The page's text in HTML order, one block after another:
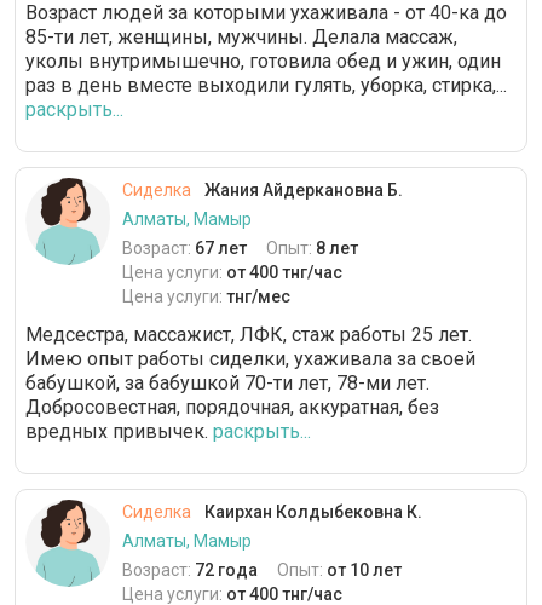
Возраст людей за которыми ухаживала - от 40-ка до
85-ти лет, женщины, мужчины. Делала массаж,
уколы внутримышечно, готовила обед и ужин, один
раз в день вместе выходили гулять, уборка, стирка,...
раскрыть...
Сиделка
Жания Айдеркановна Б.
Алматы, Мамыр
Возраст: 67 лет Опыт: 8 лет
Цена услуги: от 400 тнг/час
Цена услуги: тнг/мес
Медсестра, массажист, ЛФК, стаж работы 25 лет.
Имею опыт работы сиделки, ухаживала за своей
бабушкой, за бабушкой 70-ти лет, 78-ми лет.
Добросовестная, порядочная, аккуратная, без
вредных привычек. раскрыть...
Сиделка
Каирхан Колдыбековна К.
Алматы, Мамыр
Возраст: 72 года Опыт: от 10 лет
Цена услуги: от 400 тнг/час